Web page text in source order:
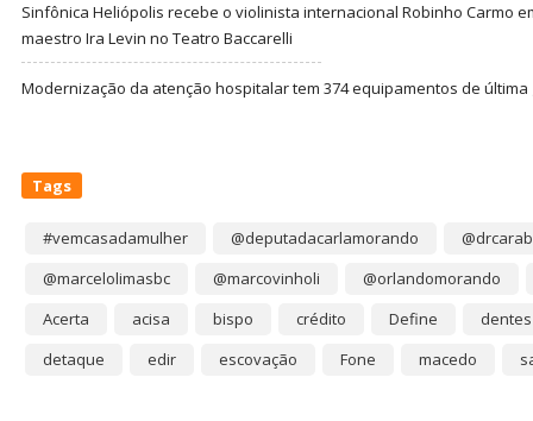
Sinfônica Heliópolis recebe o violinista internacional Robinho Carmo
maestro Ira Levin no Teatro Baccarelli
Modernização da atenção hospitalar tem 374 equipamentos de última
Tags
#vemcasadamulher @deputadacarlamorando
@marcelolimasbc
@marcovinholi
@orlandomorando
Acerta
acisa bispo crédito Define
dentes
detaque
edir escovação Fone macedo